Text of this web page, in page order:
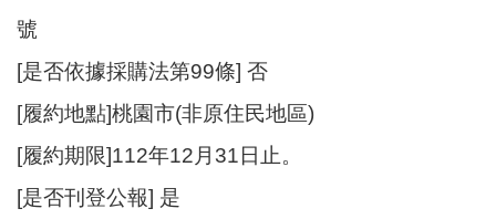
號
[是否依據採購法第99條] 否
[履約地點]桃園市(非原住民地區)
[履約期限]112年12月31日止。
[是否刊登公報] 是